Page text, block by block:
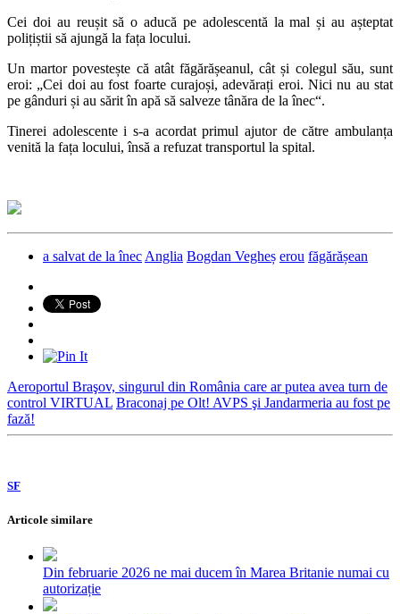
Cei doi au reușit să o aducă pe adolescentă la mal și au așteptat
polițiștii să ajungă la fața locului.
Un martor povestește că atât făgărășeanul, cât și colegul său, sunt
eroi: „Cei doi au fost foarte curajoși, adevărați eroi. Nici nu au stat
pe gânduri și au sărit în apă să salveze tânăra de la înec“.
Tinerei adolescente i s-a acordat primul ajutor de către ambulanța
venită la fața locului, însă a refuzat transportul la spital.
a salvat de la înec Anglia Bogdan Vegheș erou făgărășean
Aeroportul Braşov, singurul din România care ar putea avea turn de
control VIRTUAL Braconaj pe Olt! AVPS şi Jandarmeria au fost pe
fază!
SF
Articole similare
Din februarie 2026 ne mai ducem în Marea Britanie numai cu
autorizație